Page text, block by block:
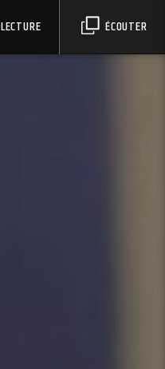
ÉCOUTER
LECTURE